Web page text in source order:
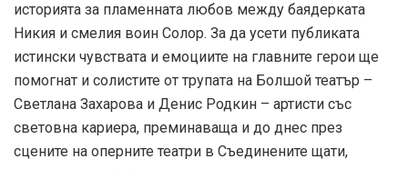
историята за пламенната любов между баядерката
Никия и смелия воин Солор. За да усети публиката
истински чувствата и емоциите на главните герои ще
помогнат и солистите от трупата на Болшой театър –
Светлана Захарова и Денис Родкин – артисти със
световна кариера, преминаваща и до днес през
сцените на оперните театри в Съединените щати,